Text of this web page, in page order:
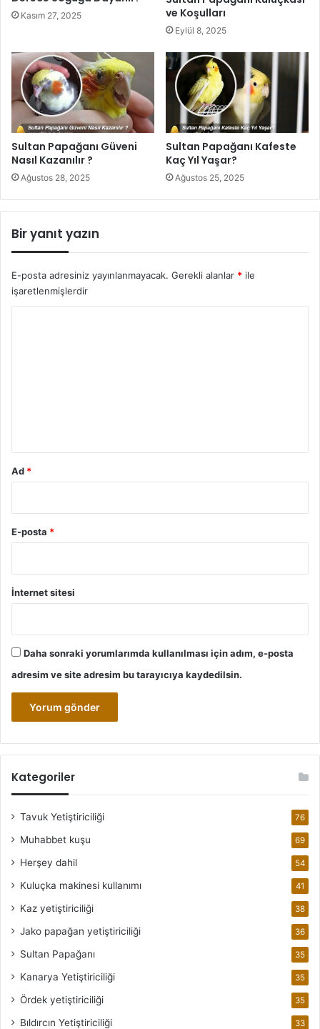
Kasım 27, 2025
ve Koşulları
Eylül 8, 2025
Sultan Papağanı Güveni
Nasıl Kazanılır ?
Ağustos 28, 2025
Sultan Papağanı Kafeste
Kaç Yıl Yaşar?
Ağustos 25, 2025
Bir yanıt yazın
E-posta adresiniz yayınlanmayacak. Gerekli alanlar * ile
işaretlenmişlerdir
Ad *
E-posta *
İnternet sitesi
Daha sonraki yorumlarımda kullanılması için adım, e-posta
adresim ve site adresim bu tarayıcıya kaydedilsin.
Kategoriler
Tavuk Yetiştiriciliği 76
Muhabbet kuşu 69
Herşey dahil 54
Kuluçka makinesi kullanımı 41
Kaz yetiştiriciliği 38
Jako papağan yetiştiriciliği 36
Sultan Papağanı 35
Kanarya Yetiştiriciliği 35
Ördek yetiştiriciliği 35
Bıldırcın Yetiştiriciliği 33